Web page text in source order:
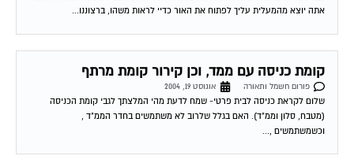
קומת כניסה עם ממד, וכן קירור קומת מרתף
פורום חשמל ותאורה
אוגוסט 19, 2004
שלום לקראת כניסה לבית פרטי- שמח לדעת מהי המלצתך לגבי קומת הכניסה
(מטבח, סלון וממ"ד). האם בגלל שלרוב לא משתמשים בחדר הממ"ד ,
וכשמשתמשים ,...